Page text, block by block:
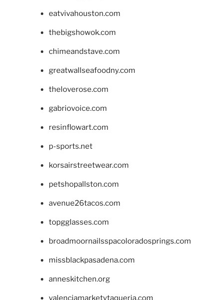
eatvivahouston.com
thebigshowok.com
chimeandstave.com
greatwallseafoodny.com
theloverose.com
gabriovoice.com
resinflowart.com
p-sports.net
korsairstreetwear.com
petshopallston.com
avenue26tacos.com
topgglasses.com
broadmoornailsspacoloradosprings.com
missblackpasadena.com
anneskitchen.org
valenciamarketytaqueria.com